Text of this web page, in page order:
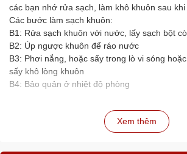
các bạn nhớ rửa sạch, làm khô khuôn sau
Các bước làm sạch khuôn:
B1: Rửa sạch khuôn với nước, lấy sạch bột
B2: Úp ngược khuôn để ráo nước
B3: Phơi nắng, hoặc sấy trong lò vi sóng
sấy khô lòng khuôn
B4: Bảo quản ở nhiệt độ phòng
Xem thêm